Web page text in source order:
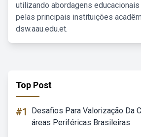
utilizando abordagens
pelas principais instituições
dsw.aau.edu.et.
Top Post
#1
Desafios Para Valorização Da
áreas Periféricas Brasileiras